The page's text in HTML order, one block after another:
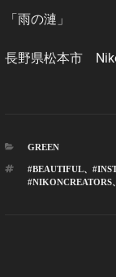
「雨の漣」
長野県松本市
カ
ゴ
リ
GREEN
タ
グ
#BEAUTIFUL、
#NIKONCREATORS、